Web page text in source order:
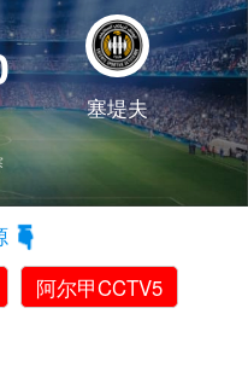
塞堤夫
阿尔甲CCTV5